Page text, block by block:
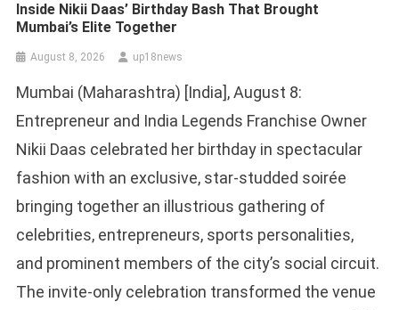
Inside Nikii Daas’ Birthday Bash That Brought
Mumbai’s Elite Together
August 8, 2026 up18news
Mumbai (Maharashtra) [India], August 8:
Entrepreneur and India Legends Franchise Owner
Nikii Daas celebrated her birthday in spectacular
fashion with an exclusive, star-studded soirée
bringing together an illustrious gathering of
celebrities, entrepreneurs, sports personalities,
and prominent members of the city’s social circuit.
The invite-only celebration transformed the venue